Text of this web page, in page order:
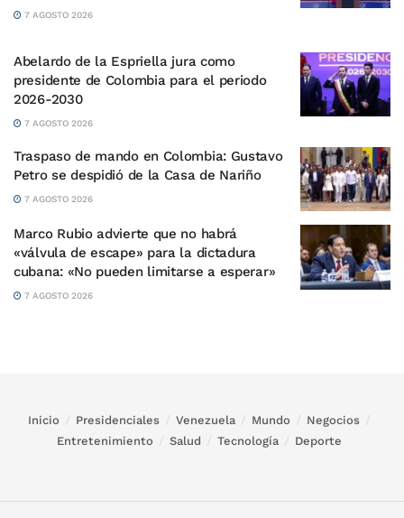
7 AGOSTO 2026
Abelardo de la Espriella jura como
presidente de Colombia para el periodo
2026-2030
7 AGOSTO 2026
Traspaso de mando en Colombia: Gustavo
Petro se despidió de la Casa de Nariño
7 AGOSTO 2026
Marco Rubio advierte que no habrá
«válvula de escape» para la dictadura
cubana: «No pueden limitarse a esperar»
7 AGOSTO 2026
Inicio Presidenciales Venezuela Mundo
Negocios
Entretenimiento
Salud Tecnología Deporte